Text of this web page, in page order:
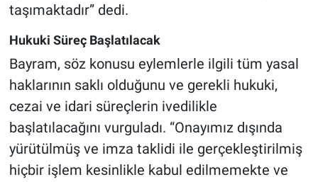
taşımaktadır” dedi.
Hukuki Süreç Başlatılacak
Bayram, söz konusu eylemlerle ilgili tüm yasal
haklarının saklı olduğunu ve gerekli hukuki,
cezai ve idari süreçlerin ivedilikle
başlatılacağını vurguladı. “Onayımız dışında
yürütülmüş ve imza taklidi ile gerçekleştirilmiş
hiçbir işlem kesinlikle kabul edilmemekte ve